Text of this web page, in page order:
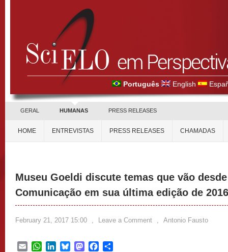
Português English
GERAL HUMANAS PRESS RELEASES
HOME ENTREVISTAS PRESS RELEASES CHAMADAS
Museu Goeldi discute temas que vão
Comunicação em sua última edição de 2016
February 21, 2017 15:00 , Leave a Comment , Antonio Fausto
EmailWhatsApp
LinkedInBlueskyMastodonFacebook